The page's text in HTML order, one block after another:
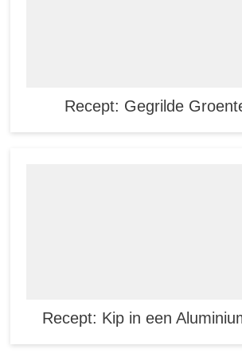
Recept: Gegrilde
Recept: Kip in een